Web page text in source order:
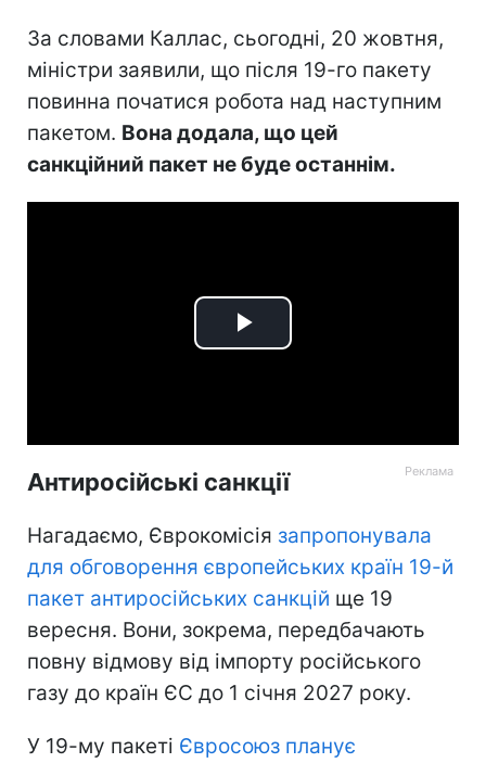
За словами Каллас, сьогодні, 20 жовтня,
міністри заявили, що після 19-го пакету
повинна початися робота над наступним
пакетом. Вона додала, що цей
санкційний пакет не буде останнім.
Play
Антиросійські санкції
Нагадаємо, Єврокомісія запропонувала
для обговорення європейських країн 19-й
пакет антиросійських санкцій ще 19
вересня. Вони, зокрема, передбачають
повну відмову від імпорту російського
газу до країн ЄС до 1 січня 2027 року.
У 19-му пакеті Євросоюз планує